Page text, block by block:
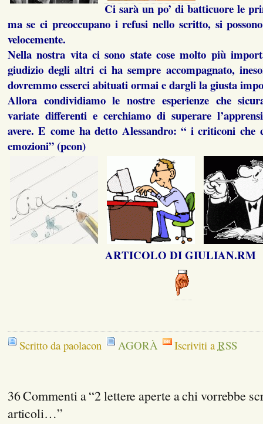
Ci sarà un po’ di batticuore le
ma se ci preoccupano i refusi nello scritto, si
velocemente.
Nella nostra vita ci sono state cose molto più
giudizio degli altri ci ha sempre accompagnato,
dovremmo esserci abituati ormai e dargli la giusta
Allora condividiamo le nostre esperienze che
variate differenti e cerchiamo di superare
avere. E come ha detto Alessandro: “ i criticoni che
emozioni” (pcon)
ARTICOLO DI GIULIAN.RM
Scritto da paolacon AGORÀ Iscriviti a RSS
36 Commenti a “2 lettere aperte a chi vorrebbe
articoli…”